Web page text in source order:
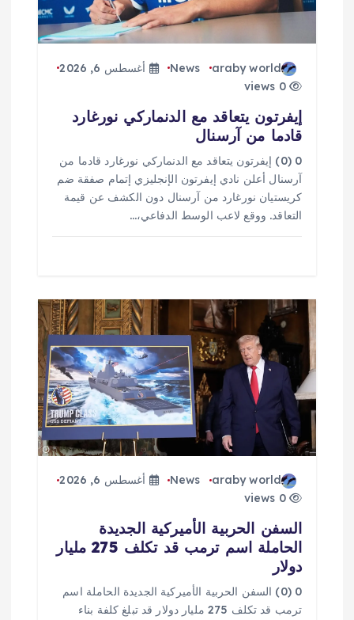
ت
araby world
News
أغسطس 6, 2026
0 views
إيفرتون يتعاقد مع الدنماركي نورغارد
قادما من آرسنال
0 (0) إيفرتون يتعاقد مع الدنماركي نورغارد قادما من
آرسنال أعلن نادي إيفرتون الإنجليزي إتمام صفقة ضم
كريستيان نورغارد من آرسنال دون الكشف عن قيمة
التعاقد. ووقع لاعب الوسط الدفاعي،…
araby world
News
أغسطس 6, 2026
0 views
السفن الحربية الأميركية الجديدة
الحاملة اسم ترمب قد تكلف 275 مليار
دولار
0 (0) السفن الحربية الأميركية الجديدة الحاملة اسم
ترمب قد تكلف 275 مليار دولار قد تبلغ كلفة بناء